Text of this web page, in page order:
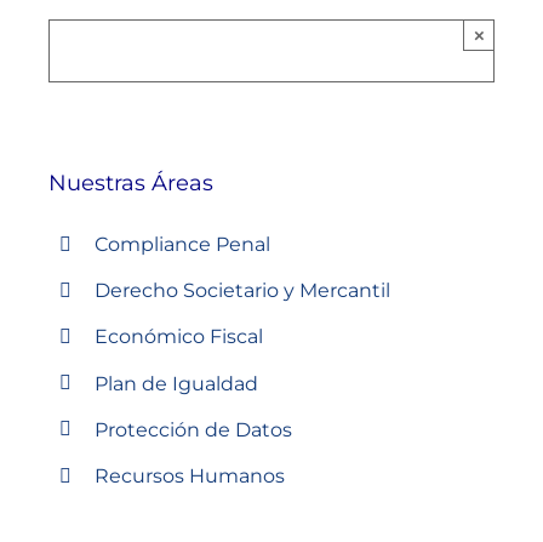
×
Nuestras Áreas
Compliance Penal
Derecho Societario y Mercantil
Económico Fiscal
Plan de Igualdad
Protección de Datos
Recursos Humanos